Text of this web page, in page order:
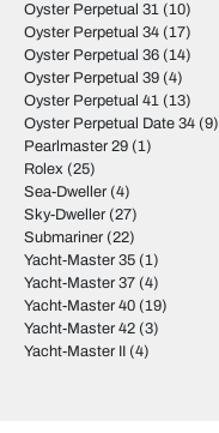
Oyster Perpetual 31 (10)
Oyster Perpetual 34 (17)
Oyster Perpetual 36 (14)
Oyster Perpetual 39 (4)
Oyster Perpetual 41 (13)
Oyster Perpetual Date 34 (9)
Pearlmaster 29 (1)
Rolex (25)
Sea-Dweller (4)
Sky-Dweller (27)
Submariner (22)
Yacht-Master 35 (1)
Yacht-Master 37 (4)
Yacht-Master 40 (19)
Yacht-Master 42 (3)
Yacht-Master II (4)